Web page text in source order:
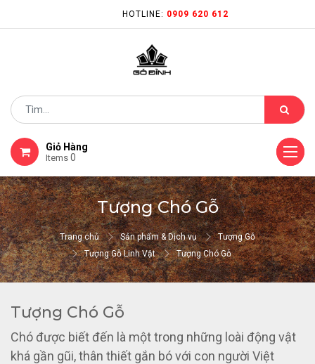
HOTLINE: 0909 620 612
Giỏ Hàng
Items 0
Tượng Chó Gỗ
Trang chủ Sản phẩm & Dịch vụ
Tượng Gỗ
Tượng Gỗ Linh Vật
Tượng Chó Gỗ
Tượng Chó Gỗ
Chó được biết đến là một trong những loài động vật
khá gần gũi, thân thiết gắn bó với con người Việt